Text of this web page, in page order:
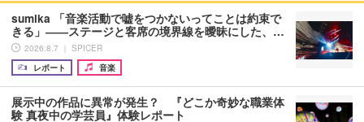
sumika 「音楽活動で嘘をつかないってことは約束で
きる」――ステージと客席の境界線を曖昧にした、…
2026.8.7 ｜ SPICER
レポート
音楽
展示中の作品に異常が発生？ 『どこか奇妙な職業体
験 真夜中の学芸員』体験レポート